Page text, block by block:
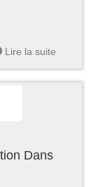
Lire la suite
Dans